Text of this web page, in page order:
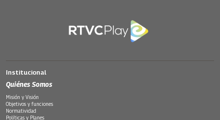
Institucional
Quiénes Somos
Misión y Visión
Objetivos y funciones
Normatividad
Políticas y Planes